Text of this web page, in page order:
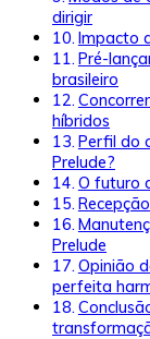
dirigir
Impacto
Pré-
brasileiro
híbridos
Perfil do
Prelude?
O futuro
Prelude
Opinião
perfeita